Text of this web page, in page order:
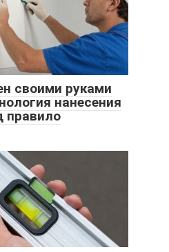
своими руками
нанесения
правило